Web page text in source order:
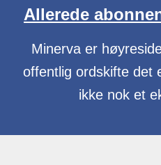
Allerede
Minerva er
offentlig ordskifte det
ikke nok et